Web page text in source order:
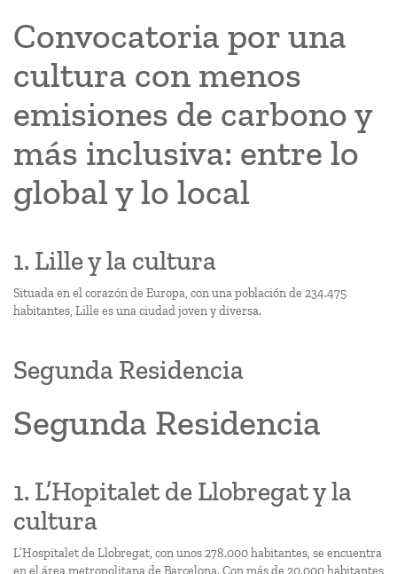
Convocatoria por una
cultura con menos
emisiones de carbono y
más inclusiva: entre lo
global y lo local
1. Lille y la cultura
Situada en el corazón de Europa, con una población de 234.475
habitantes, Lille es una ciudad joven y diversa.
Segunda Residencia
Segunda Residencia
1. L’Hopitalet de Llobregat y la
cultura
L’Hospitalet de Llobregat, con unos 278.000 habitantes, se encuentra
en el área metropolitana de Barcelona. Con más de 20.000 habitantes